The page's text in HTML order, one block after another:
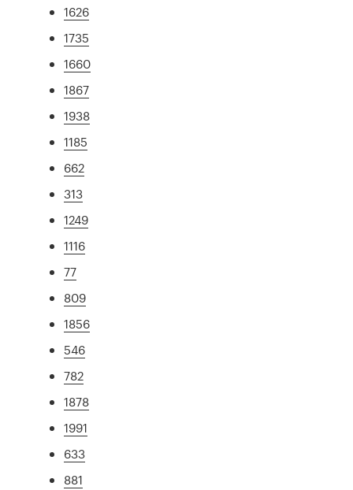
1626
1735
1660
1867
1938
1185
662
313
1249
1116
77
809
1856
546
782
1878
1991
633
881